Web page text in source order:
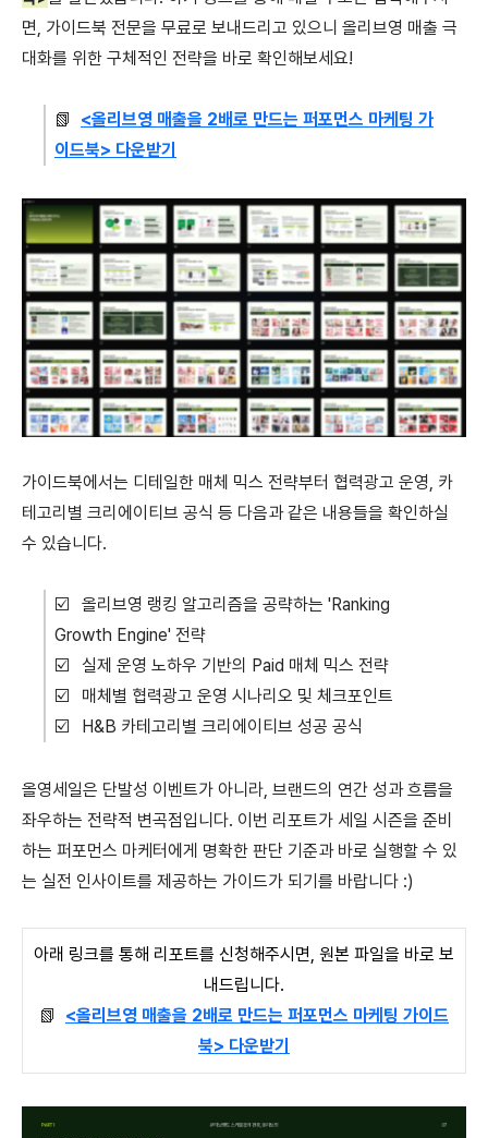
면, 가이드북 전문을 무료로 보내드리고 있으니 올리브영 매출 극
대화를 위한 구체적인 전략을 바로 확인해보세요!
📗
<올리브영 매출을 2배로 만드는 퍼포먼스 마케팅 가
이드북> 다운받기
가이드북에서는 디테일한 매체 믹스 전략부터 협력광고 운영, 카
테고리별 크리에이티브 공식 등 다음과 같은 내용들을 확인하실
수 있습니다.
☑️
올리브영 랭킹 알고리즘을 공략하는 'Ranking
Growth Engine' 전략
☑️
실제 운영 노하우 기반의 Paid 매체 믹스 전략
☑️
매체별 협력광고 운영 시나리오 및 체크포인트
☑️
H&B 카테고리별 크리에이티브 성공 공식
올영세일은 단발성 이벤트가 아니라, 브랜드의 연간 성과 흐름을
좌우하는 전략적 변곡점입니다. 이번 리포트가 세일 시즌을 준비
하는 퍼포먼스 마케터에게 명확한 판단 기준과 바로 실행할 수 있
는 실전 인사이트를 제공하는 가이드가 되기를 바랍니다 :)
아래 링크를 통해 리포트를 신청해주시면, 원본 파일을 바로 보
내드립니다.
📗
<올리브영 매출을 2배로 만드는 퍼포먼스 마케팅 가이드
북> 다운받기